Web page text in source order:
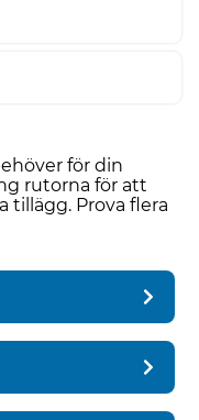
för din
rutorna för att
tillägg. Prova flera